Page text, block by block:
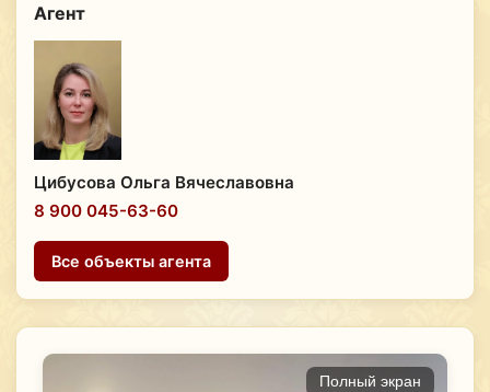
Полный экран
Агент
Цибусова Ольга Вячеславовна
8 900 045-63-60
Все объекты агента